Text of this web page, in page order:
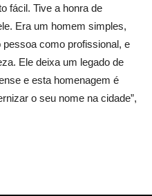
fácil. Tive a honra de
Era um homem simples,
como profissional, e
Ele deixa um legado de
e esta homenagem é
o seu nome na cidade”,